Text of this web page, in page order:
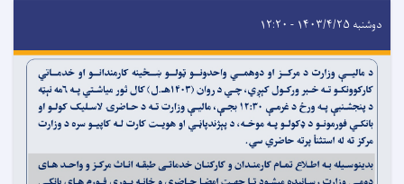
دوشنبه ۱۴۰۳/۴/۲۵ - ۱۲:۲۰